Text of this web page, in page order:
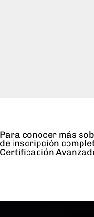
Para conocer más
de inscripción
Certificación